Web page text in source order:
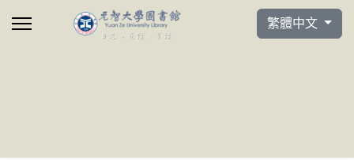
選擇你的語言
繁體中文